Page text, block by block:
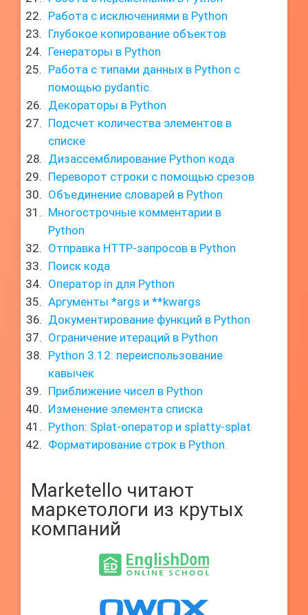
Работа с исключениями в Python
Глубокое копирование объектов
Генераторы в Python
Работа с типами данных в Python с
помощью pydantic.
Декораторы в Python
Подсчет количества элементов в
списке
Дизассемблирование Python кода
Переворот строки с помощью срезов
Объединение словарей в Python
Многострочные комментарии в
Python
Отправка HTTP-запросов в Python
Поиск кода
Оператор in для Python
Аргументы *args и **kwargs
Документирование функций в Python
Ограничение итераций в Python
Python 3.12: переиспользование
кавычек
Приближение чисел в Python
Изменение элемента списка
Python: Splat-оператор и splatty-splat
Форматирование строк в Python.
Marketello читают
маркетологи из крутых
компаний